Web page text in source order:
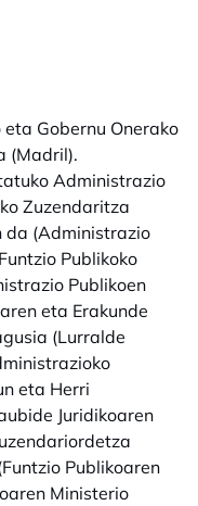
Gobernu Onerako
(Madril).
Administrazio
Zuzendaritza
da (Administrazio
Publikoko
Publikoen
eta Erakunde
(Lurralde
eta Herri
Juridikoaren
Publikoaren
Ministerio